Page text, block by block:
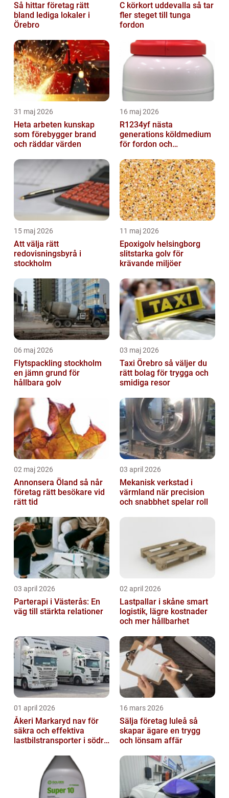
Så hittar företag rätt
bland lediga lokaler i
Örebro
C körkort uddevalla så tar
fler steget till tunga
fordon
31 maj 2026
Heta arbeten kunskap
som förebygger brand
och räddar värden
16 maj 2026
R1234yf nästa
generations köldmedium
för fordon och
15 maj 2026
Att välja rätt
redovisningsbyrå i
stockholm
11 maj 2026
Epoxigolv helsingborg
slitstarka golv för
krävande miljöer
06 maj 2026
Flytspackling stockholm
en jämn grund för
hållbara golv
03 maj 2026
Taxi Örebro så väljer du
rätt bolag för trygga och
smidiga resor
02 maj 2026
Annonsera Öland så når
företag rätt besökare vid
rätt tid
03 april 2026
Mekanisk verkstad i
värmland när precision
och snabbhet spelar roll
03 april 2026
Parterapi i Västerås: En
väg till stärkta relationer
02 april 2026
Lastpallar i skåne smart
logistik, lägre kostnader
och mer hållbarhet
01 april 2026
Åkeri Markaryd nav för
säkra och effektiva
lastbilstransporter i södra
16 mars 2026
Sälja företag luleå så
skapar ägare en trygg
och lönsam affär